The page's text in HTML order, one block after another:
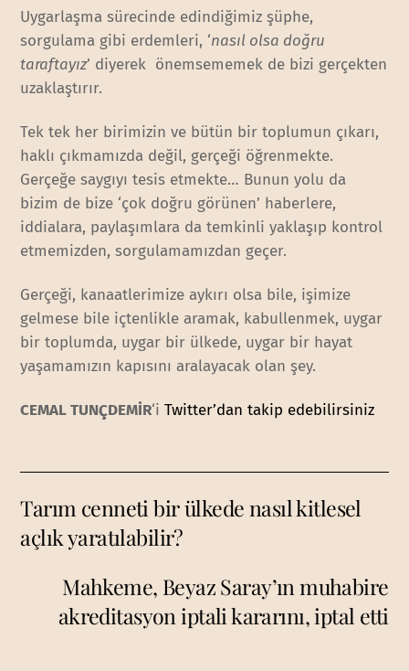
Uygarlaşma sürecinde edindiğimiz şüphe,
sorgulama gibi erdemleri, ‘nasıl olsa doğru
taraftayız’ diyerek önemsememek de bizi gerçekten
uzaklaştırır.
Tek tek her birimizin ve bütün bir toplumun çıkarı,
haklı çıkmamızda değil, gerçeği öğrenmekte.
Gerçeğe saygıyı tesis etmekte… Bunun yolu da
bizim de bize ‘çok doğru görünen’ haberlere,
iddialara, paylaşımlara da temkinli yaklaşıp kontrol
etmemizden, sorgulamamızdan geçer.
Gerçeği, kanaatlerimize aykırı olsa bile, işimize
gelmese bile içtenlikle aramak, kabullenmek, uygar
bir toplumda, uygar bir ülkede, uygar bir hayat
yaşamamızın kapısını aralayacak olan şey.
CEMAL TUNÇDEMİR‘iTwitter’dan takip edebilirsiniz
Tarım cenneti bir ülkede nasıl kitlesel
açlık yaratılabilir?
Mahkeme, Beyaz Saray’ın muhabire
akreditasyon iptali kararını, iptal etti